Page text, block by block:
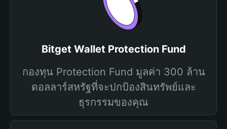
Bitget Wallet Protection Fund
กองทุน Protection Fund มูลค่า 300 ล้าน
ดอลลาร์สหรัฐที่จะปกป้องสินทรัพย์และ
ธุรกรรมของคุณ